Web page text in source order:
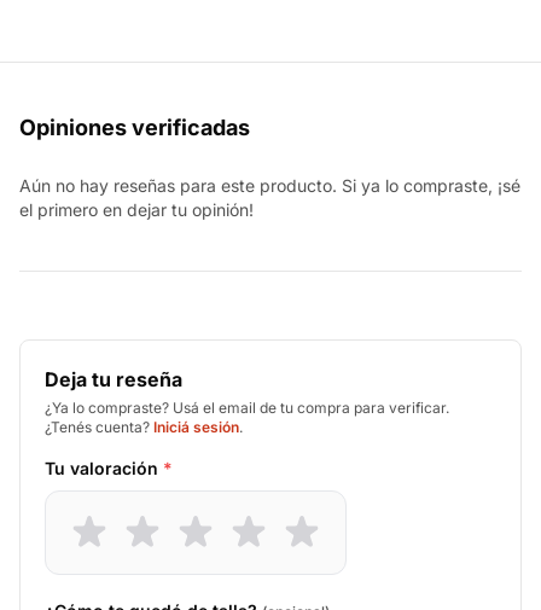
Opiniones verificadas
Aún no hay reseñas para este producto. Si ya lo compraste, ¡sé
el primero en dejar tu opinión!
Deja tu reseña
¿Ya lo compraste? Usá el email de tu compra para verificar.
¿Tenés cuenta? Iniciá sesión.
Tu valoración *